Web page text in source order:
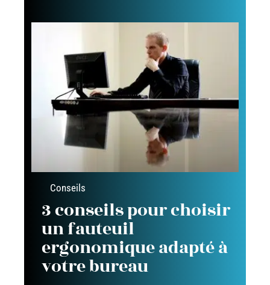
Conseils
3 conseils pour choisir
un fauteuil
ergonomique adapté à
votre bureau